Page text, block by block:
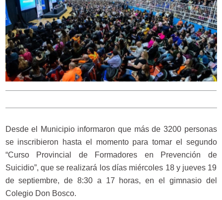
Desde el Municipio informaron que más de 3200 personas
se inscribieron hasta el momento para tomar el segundo
“Curso Provincial de Formadores en Prevención de
Suicidio”, que se realizará los días miércoles 18 y jueves 19
de septiembre, de 8:30 a 17 horas, en el gimnasio del
Colegio Don Bosco.